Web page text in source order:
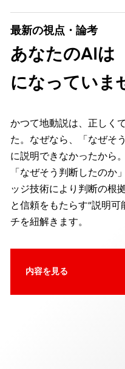
最新の視点・論考
あなたのAIは
になっていま
かつて地動説は、正しく
た。なぜなら、「なぜそ
に説明できなかったから。
「なぜそう判断したのか
ッジ技術により判断の根
と信頼をもたらす“説明
チを紐解きます。
内容を見る